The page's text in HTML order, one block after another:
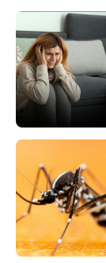
Ovim putem
odlučili da
Objavi.ba
Ovim putem
odlučili da
Objavi.ba